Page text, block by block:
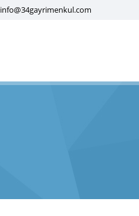
info@34gayrimenkul.com